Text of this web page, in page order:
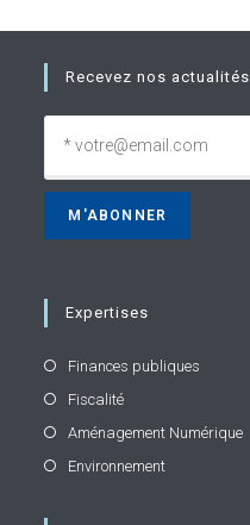
Recevez nos actualités
Expertises
Finances publiques
Fiscalité
Aménagement Numérique
Environnement